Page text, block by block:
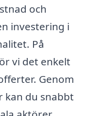
och
investering i
På
vi det enkelt
Genom
kan du snabbt